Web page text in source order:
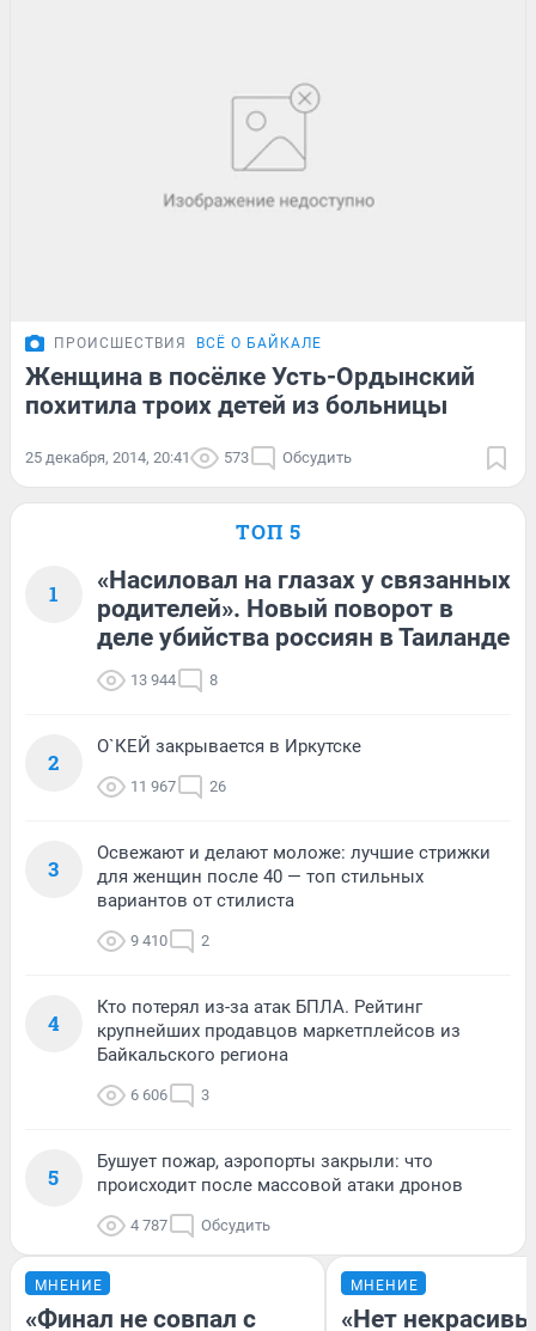
ПРОИСШЕСТВИЯ ВСЁ О БАЙКАЛЕ
Женщина в посёлке Усть-Ордынский
похитила троих детей из больницы
25 декабря, 2014, 20:41 573 Обсудить
ТОП 5
1
«Насиловал на глазах у связанных
родителей». Новый поворот в
деле убийства россиян в Таиланде
13 944 8
2
О`КЕЙ закрывается в Иркутске
11 967 26
3
Освежают и делают моложе: лучшие стрижки
для женщин после 40 — топ стильных
вариантов от стилиста
9 410 2
4
Кто потерял из-за атак БПЛА. Рейтинг
крупнейших продавцов маркетплейсов из
Байкальского региона
6 606 3
5
Бушует пожар, аэропорты закрыли: что
происходит после массовой атаки дронов
4 787 Обсудить
МНЕНИЕ
«Финал не совпал с
МНЕНИЕ
«Нет